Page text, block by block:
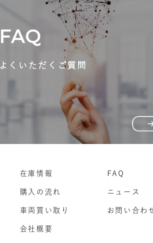
FAQ
よくいただくご質問
在庫情報
購入の流れ
車両買い取り
会社概要
FAQ
ニュース
お問い合わ